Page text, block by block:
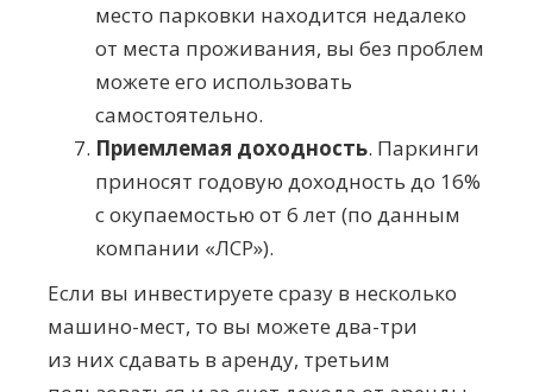
место парковки находится недалеко
от места проживания, вы без проблем
можете его использовать
самостоятельно.
Приемлемая доходность. Паркинги
приносят годовую доходность до 16%
с окупаемостью от 6 лет (по данным
компании «ЛСР»).
Если вы инвестируете сразу в несколько
машино-мест, то вы можете два-три
из них сдавать в аренду, третьим